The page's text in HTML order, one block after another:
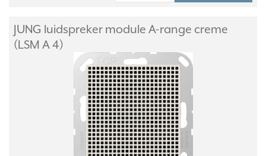
JUNG luidspreker module A-range creme
(LSM A 4)